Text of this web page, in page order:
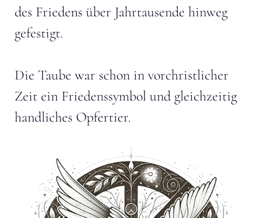
des Friedens über Jahrtausende hinweg
gefestigt.
Die Taube war schon in vorchristlicher
Zeit ein Friedenssymbol und gleichzeitig
handliches Opfertier.